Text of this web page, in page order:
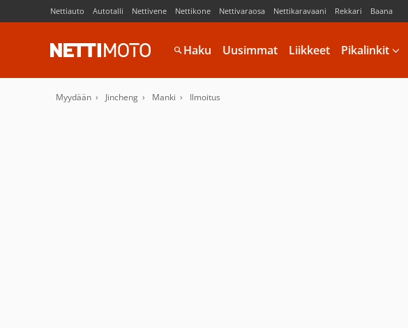
Nettiauto Autotalli Nettivene Nettikone Nettivaraosa Nettikaravaani Rekkari Baana
Haku Uusimmat Liikkeet Pikalinkit
Myydään Jincheng Manki Ilmoitus